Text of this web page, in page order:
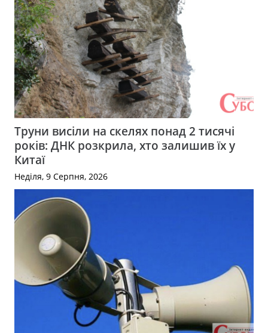
Труни висіли на скелях понад 2 тисячі
років: ДНК розкрила, хто залишив їх у
Китаї
Неділя, 9 Серпня, 2026